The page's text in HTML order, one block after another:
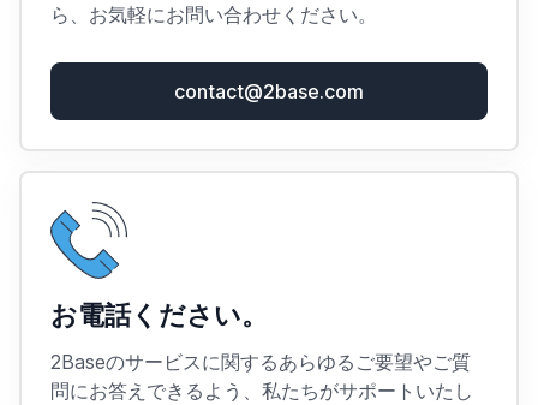
ら、お気軽にお問い合わせください。
contact@2base.com
お電話ください。
2Baseのサービスに関するあらゆるご要望やご質
問にお答えできるよう、私たちがサポートいたし